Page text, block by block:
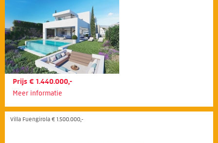
Prijs € 1.440.000,-
Meer informatie
Villa Fuengirola € 1.500.000,-